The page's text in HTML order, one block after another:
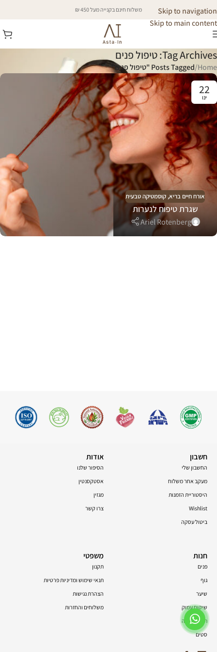
Skip to navigation
Skip to main content
משלוח חינם בקנייה מעל 450 ₪
Tag Archives: טיפול פנים
Home
/Posts Tagged "טיפול פנים"
22
ינו
אורח חיים בריא, קוסמטיקה טבעית
שגרת טיפוח לנערות
Ariel Rotenberg
חשבון
החשבון שלי
מעקב אחר משלוח
היסטוריית הזמנות
Wishlist
ביטול עסקה
אודות
הסיפור שלנו
אסטקסנטין
מגזין
צרו קשר
חנות
פנים
גוף
שיער
שיקום עמוק
תוספי תזונה
סטים
משפטי
תקנון
תנאי שימוש ומדיניות פרטיות
הצהרת נגישות
משלוחים והחזרות